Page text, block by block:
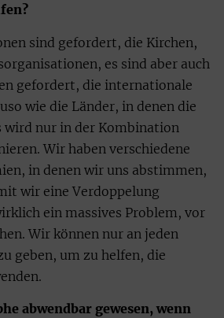
sind gefordert, die Kirchen,
es sind aber auch
gefordert, die internationale
wie die Länder, in denen die
wird nur in der Kombination
Wir haben verschiedene
in denen wir uns abstimmen,
wir eine Verdoppelung
ein massives Problem, vor
Wir können nur an jeden
geben, um zu helfen, die
abwendbar gewesen, wenn